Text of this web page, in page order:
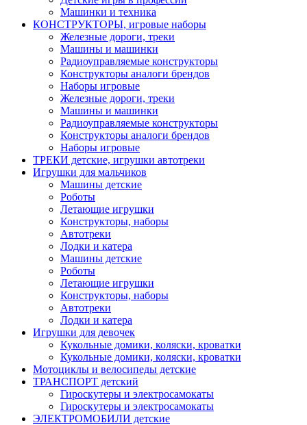
Машинки и техника
КОНСТРУКТОРЫ, игровые наборы
Железные дороги, треки
Машины и машинки
Радиоуправляемые конструкторы
Конструкторы аналоги брендов
Наборы игровые
Железные дороги, треки
Машины и машинки
Радиоуправляемые конструкторы
Конструкторы аналоги брендов
Наборы игровые
ТРЕКИ детские, игрушки автотреки
Игрушки для мальчиков
Машины детские
Роботы
Летающие игрушки
Конструкторы, наборы
Автотреки
Лодки и катера
Машины детские
Роботы
Летающие игрушки
Конструкторы, наборы
Автотреки
Лодки и катера
Игрушки для девочек
Кукольные домики, коляски, кроватки
Кукольные домики, коляски, кроватки
Мотоциклы и велосипеды детские
ТРАНСПОРТ детский
Гироскутеры и электросамокаты
Гироскутеры и электросамокаты
ЭЛЕКТРОМОБИЛИ детские